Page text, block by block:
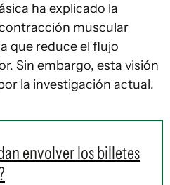
ha explicado la
muscular
que reduce el flujo
Sin embargo, esta visión
la investigación actual.
envolver los billetes